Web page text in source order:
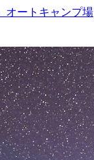
オートキャンプ場